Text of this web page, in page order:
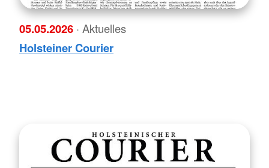
05.05.2026 · Aktuelles
Holsteiner Courier